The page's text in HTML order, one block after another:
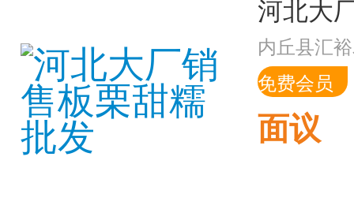
河北大
内丘县汇
免费会员
面议